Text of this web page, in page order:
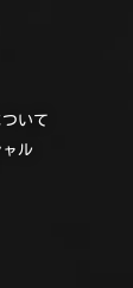
いて
ル